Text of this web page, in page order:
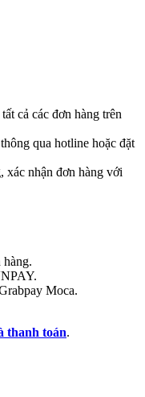
cả các đơn hàng trên
qua hotline hoặc đặt
nhận đơn hàng với
hàng.
Moca.
thanh toán.